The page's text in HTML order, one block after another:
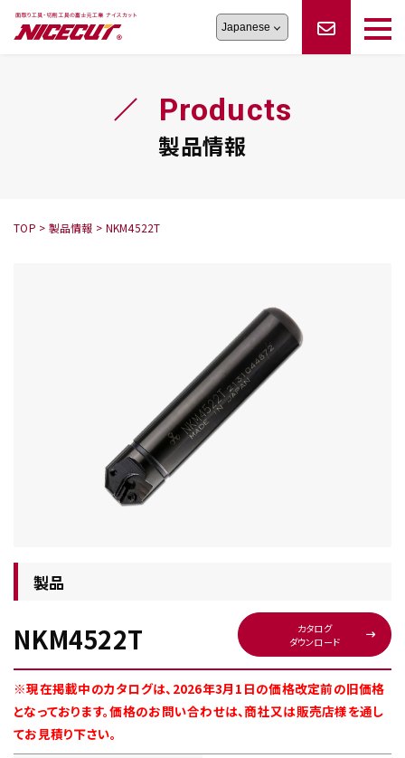
旋盤工具シリーズ
シリーズ
工具・部品一覧
オーダー品依頼
フェイス・ショルダーシリーズかんたんオーダー
トラブルシューティング
ロックピンの逆ジメに注意
Products
製品情報
TOP > 製品情報 > NKM4522T
製品
NKM4522T
カタログ
ダウンロード
※現在掲載中のカタログは、2026年3月1日の価格改定前の旧価格
となっております。価格のお問い合わせは、商社又は販売店様を通し
てお見積り下さい。